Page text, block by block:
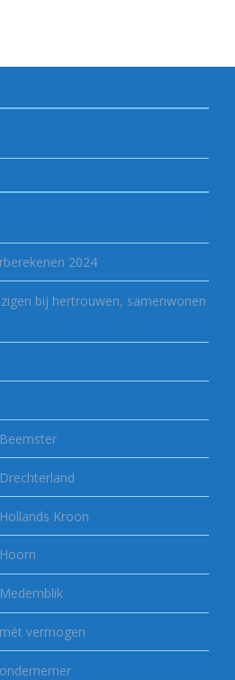
2024
bij hertrouwen, samenwonen
Kroon
vermogen